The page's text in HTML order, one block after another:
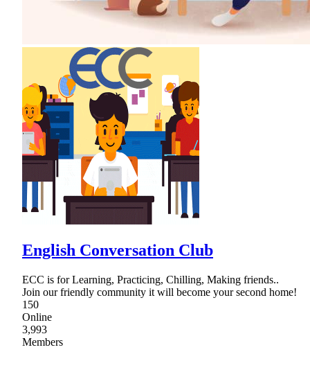
English Conversation Club
ECC is for Learning, Practicing, Chilling, Making friends..
Join our friendly community it will become your second home!
150
Online
3,993
Members